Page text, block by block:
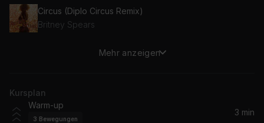
Circus (Diplo Circus Remix)
Britney Spears
Magic Stick
Lil' Kim
Mehr anzeigen
Kursplan
Warm-up
3 Bewegungen
3 min